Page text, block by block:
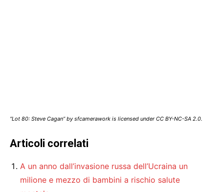
“Lot 80: Steve Cagan” by sfcamerawork is licensed under CC BY-NC-SA 2.0.
Articoli correlati
A un anno dall’invasione russa dell’Ucraina un
milione e mezzo di bambini a rischio salute